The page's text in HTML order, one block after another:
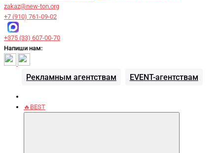
zakaz@new-ton.org
+7 (910) 761-09-02
+375 (33) 607-00-70
Напиши нам:
Рекламным агентствам EVENT-агентствам
🔥BEST